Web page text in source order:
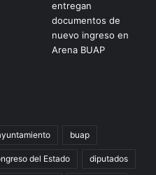
buap
del Estado diputados